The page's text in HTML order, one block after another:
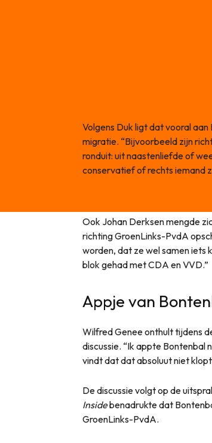
Volgens Duk ligt dat vooral
migratie. “Bijvoorbeeld zijn
ronduit: uit naastenliefde of
conservatief of rechts iemand
Ook Johan Derksen mengde
richting GroenLinks-PvdA
worden, dat ze wel samen iets
blok gehad met CDA en VVD.”
Appje van
Wilfred Genee onthult tijdens
discussie. “Ik appte Bontenbal
vindt dat dat absoluut niet
De discussie volgt op de
Insidebenadrukte dat
GroenLinks-PvdA.